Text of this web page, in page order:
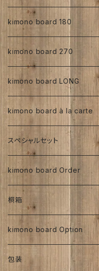
縮緬
正絹
手書き
型染め
その他、紅型、ろうけつ等
大正着物 ビンテージ品
京都三年坂
ち江すさん
京友禅
銘仙
人絹
手書き
型染め
その他、紅型、ろうけつ
その他
銘仙
kimono board 180
正絹
手書き
型染め
その他、紅型、ろうけつ等
人絹
手書き
型染め
その他、紅型、ろうけつ等
その他
交織
大正浪漫
ビンテージ古布
kimono board 270
正絹
ろうけつ染め
ち江すさん
工房チリントゥさん
紅型染め
京友禅
金彩加工
人絹
その他
交織
大正浪漫
ビンテージ古布
kimono board LONG
正絹
書入り
伊藤瑞賢氏
ち江すさん
ろうけつ染め
紬
人絹
その他
ち江すさん
kimono board à la carte
正絹
明治着物
大正着物
人絹
金彩加工
その他
ち江すさん
銘仙
スペシャルセット
太山寺SET ／ 珈琲と焼き菓
お茶と和菓子セット
太山寺SELECT ／ 珈琲＆
kimono board Order
正絹
大正着物
人絹
その他
桐箱
270角
オーダーサイズ
kimono board Option
正絹
包装